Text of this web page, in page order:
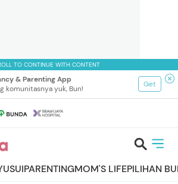
TO CONTINUE WITH CONTENT
& Parenting App
komunitasnya yuk, Bun!
Get
PARENTINGMOM'S LIFEPILIHAN